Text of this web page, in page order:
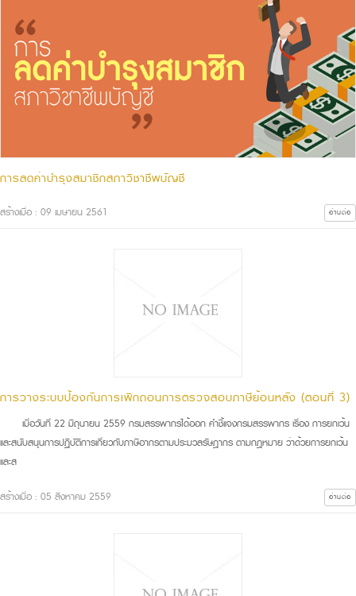
การลดค่าบำรุงสมาชิกสภาวิชาชีพบัญชี
สร้างเมื่อ : 09 เมษายน 2561 อ่านต่อ
การวางระบบป้องกันการเพิกถอนการตรวจสอบภาษีย้อนหลัง (ตอนที่ 3)
เมื่อวันที่ 22 มิถุนายน 2559 กรมสรรพากรได้ออก คำชี้แจงกรมสรรพากร เรื่อง การยกเว้น
และสนับสนุนการปฏิบัติการเกี่ยวกับภาษีอากรตามประมวลรัษฎากร ตามกฎหมาย ว่าด้วยการยกเว้น
และส
สร้างเมื่อ : 05 สิงหาคม 2559 อ่านต่อ